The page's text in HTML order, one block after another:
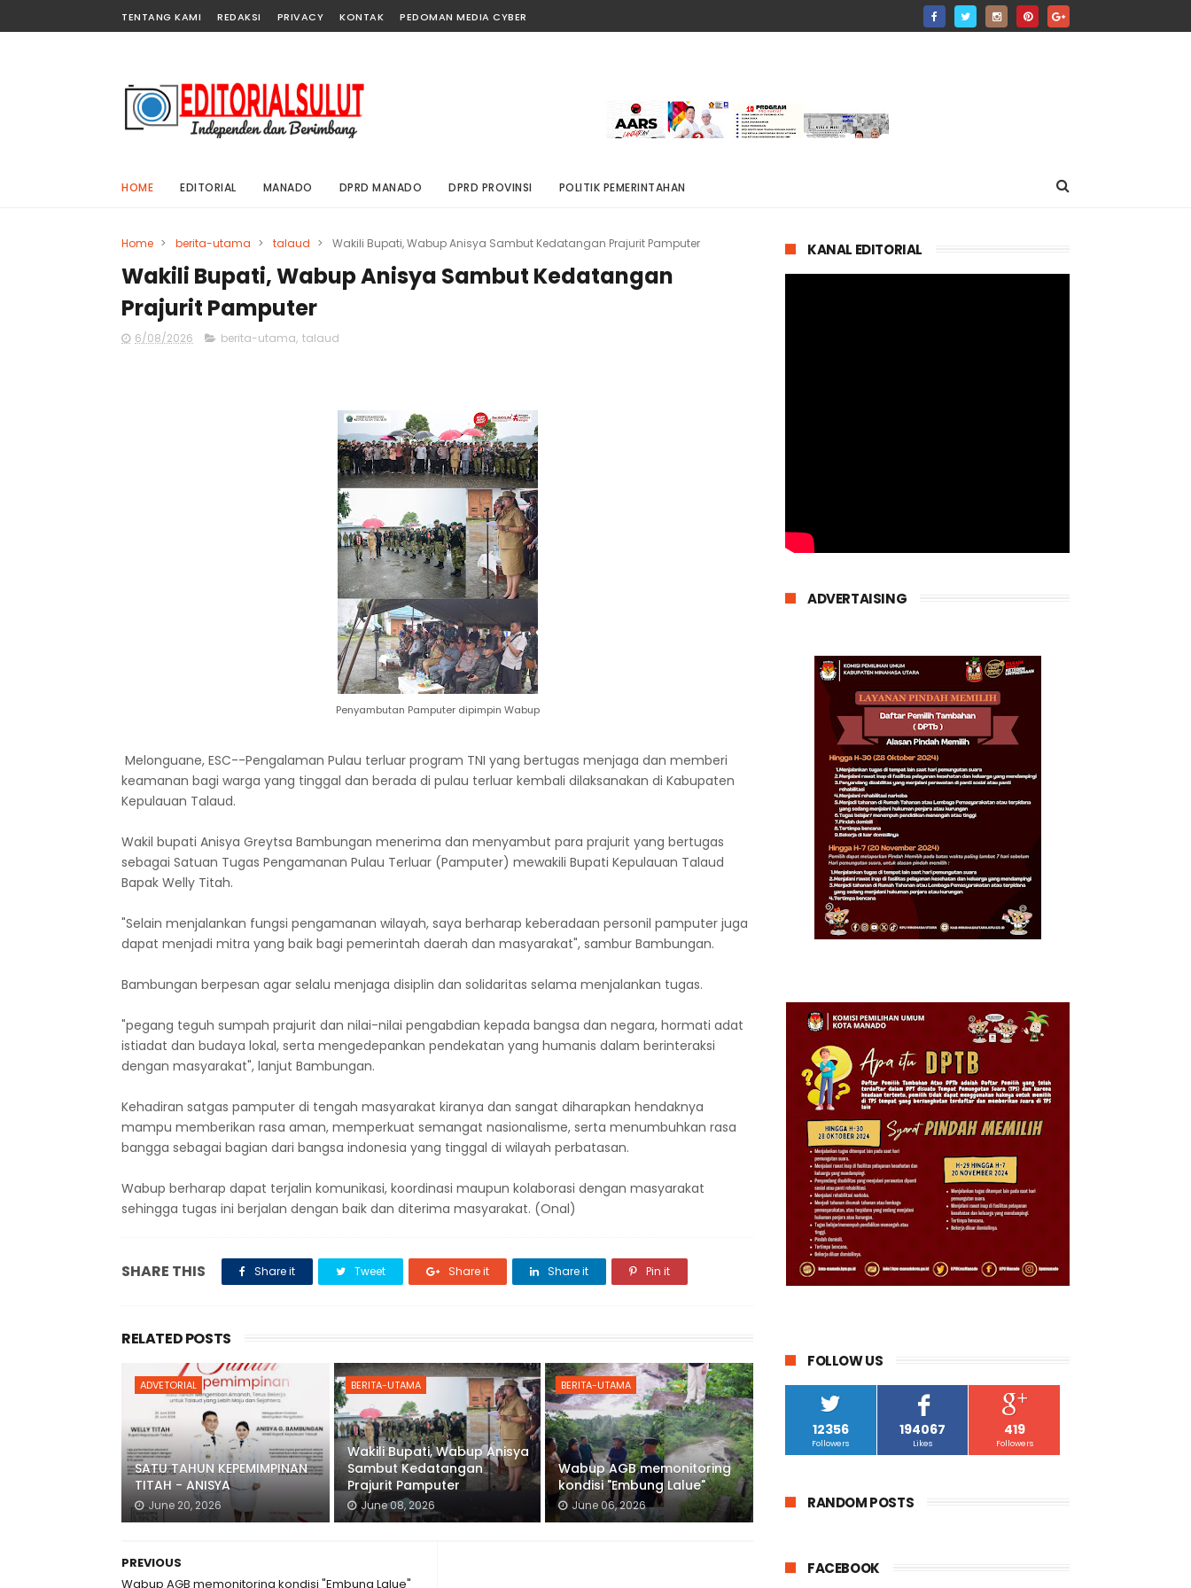
TENTANG KAMI REDAKSI PRIVACY KONTAK PEDOMAN MEDIA CYBER
HOME EDITORIAL MANADO DPRD MANADO DPRD PROVINSI POLITIK PEMERINTAHAN
Home > berita-utama > talaud > Wakili Bupati, Wabup Anisya Sambut Kedatangan Prajurit Pamputer
Wakili Bupati, Wabup Anisya Sambut Kedatangan
Prajurit Pamputer
6/08/2026 berita-utama, talaud
Penyambutan Pamputer dipimpin Wabup
Melonguane, ESC--Pengalaman Pulau terluar program TNI yang bertugas menjaga dan memberi
keamanan bagi warga yang tinggal dan berada di pulau terluar kembali dilaksanakan di Kabupaten
Kepulauan Talaud.
Wakil bupati Anisya Greytsa Bambungan menerima dan menyambut para prajurit yang bertugas
sebagai Satuan Tugas Pengamanan Pulau Terluar (Pamputer) mewakili Bupati Kepulauan Talaud
Bapak Welly Titah.
"Selain menjalankan fungsi pengamanan wilayah, saya berharap keberadaan personil pamputer juga
dapat menjadi mitra yang baik bagi pemerintah daerah dan masyarakat", sambur Bambungan.
Bambungan berpesan agar selalu menjaga disiplin dan solidaritas selama menjalankan tugas.
"pegang teguh sumpah prajurit dan nilai-nilai pengabdian kepada bangsa dan negara, hormati adat
istiadat dan budaya lokal, serta mengedepankan pendekatan yang humanis dalam berinteraksi
dengan masyarakat", lanjut Bambungan.
Kehadiran satgas pamputer di tengah masyarakat kiranya dan sangat diharapkan hendaknya
mampu memberikan rasa aman, memperkuat semangat nasionalisme, serta menumbuhkan rasa
bangga sebagai bagian dari bangsa indonesia yang tinggal di wilayah perbatasan.
Wabup berharap dapat terjalin komunikasi, koordinasi maupun kolaborasi dengan masyarakat
sehingga tugas ini berjalan dengan baik dan diterima masyarakat. (Onal)
SHARE THIS Share it Tweet Share it Share it Pin it
RELATED POSTS
ADVETORIAL
SATU TAHUN KEPEMIMPINAN
TITAH - ANISYA
June 20, 2026
BERITA-UTAMA
Wakili Bupati, Wabup Anisya
Sambut Kedatangan
Prajurit Pamputer
June 08, 2026
BERITA-UTAMA
Wabup AGB memonitoring
kondisi "Embung Lalue"
June 06, 2026
PREVIOUS
Wabup AGB memonitoring kondisi "Embung Lalue"
KANAL EDITORIAL
ADVERTAISING
FOLLOW US
12356
Followers
194067
Likes
419
Followers
RANDOM POSTS
FACEBOOK